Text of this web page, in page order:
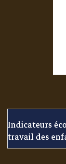
Indicateurs
travail des